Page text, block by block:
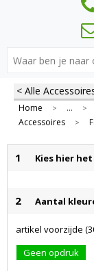
< Alle
Home > ... >
Accessoires >
1 Kies hier
2 Aantal
artikel voorzijde
Geen opdruk